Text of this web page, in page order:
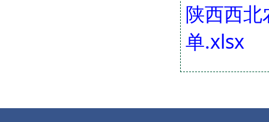
陕西西
单.xlsx